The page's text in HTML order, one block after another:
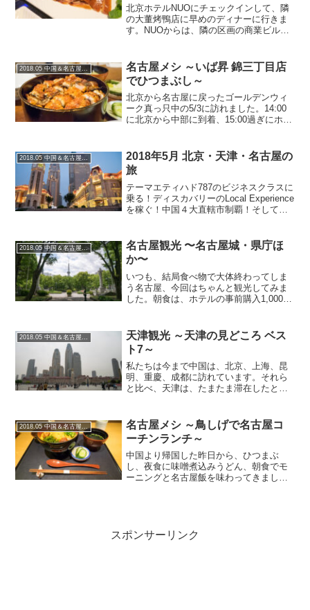
北京ホテルNUOにチェックインして、隣
の大董烤鴨店に早めのディナーに行きま
す。NUOからは、隣の区画の商業ビルで
ました、残念、でも10分もかかりませ
ん。ここは、2度目の...
名古屋メシ ～いば昇 錦三丁目店
でひつまぶし～
北京から名古屋に戻ったゴールデンウィ
ーク真っ只中の5/3に訪れました。14:00
に北京から中部に到着、15:00過ぎにホテ
位）に行ったので並ばずに入店すること
が...
2018.05 中国＆名古屋の旅
2018年5月 北京・天津・名古屋の
旅
テーマエティハド787のビジネスクラスに
乗る！ディスカバリーのLocal Experience
を稼ぐ！中国４大直轄市制覇！そして赤
下さい。期間・訪問先期間：2018/0...
2018.05 中国＆名古屋の旅
名古屋観光 〜名古屋城・県庁ほ
か〜
いつも、結局食べ物で大体終わってしま
う名古屋、今回はちゃんと観光してみま
した。朝食は、ホテルの事前購入1,000円
古屋名物のモーニングを試してみます。
ゴールデンウィーク...
天津観光 ～天津の見どころ ベス
ト7～
私たちは今まで中国は、北京、上海、昆
明、重慶、成都に訪れています。それら
と比べ、天津は、たまたま滞在したとこ
れら6都市の中では一番リラックスして過
ごせた気がします。天津...
2018.05 中国＆名古屋の旅
名古屋メシ ～鳥しげで名古屋コ
ーチンランチ～
中国より帰国した昨日から、ひつまぶ
し、夜食に味噌煮込みうどん、朝食でモ
ーニングと名古屋飯を味わってきました
スポンサーリンク